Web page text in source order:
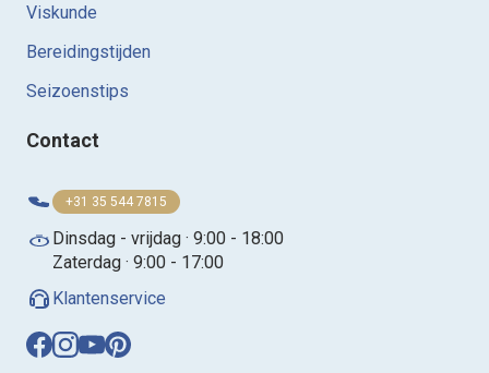
Viskunde
Bereidingstijden
Seizoenstips
Contact
+31 35 544 7815
Dinsdag - vrijdag · 9:00 - 18:00
Zaterdag · 9:00 - 17:00
Klantenservice